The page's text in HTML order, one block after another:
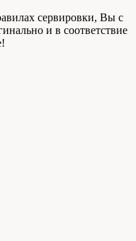
сервировки, Вы с
и в соответствие